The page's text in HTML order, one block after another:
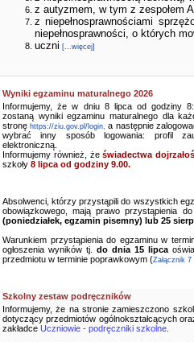
z autyzmem, w tym z zespołem
z niepełnosprawnościami
niepełnosprawności, o których
uczni [...więcej]
Wyniki egzaminu maturalnego 2026
Informujemy, że w dniu 8 lipca od godziny
zostaną wyniki egzaminu maturalnego dla
stronęhttps://ziu.gov.pl/login, a następnie
wybrać inny sposób logowania: profil
elektroniczną.
Informujemy również, żeświadectwa
szkoły 8 lipca od godziny 9.00.
Absolwenci, którzy przystąpili do wszystkich
obowiązkowego, mają prawo przystąpienia
(poniedziałek, egzamin pisemny) lub 25
Warunkiem przystąpienia do egzaminu w
ogłoszenia wyników tj.do dnia 15 lipca
przedmiotu w terminie poprawkowym (Załącznik 7
Szkolny zestaw podręczników
Informujemy, że na stronie zamieszczono
dotyczący przedmiotów ogólnokształcących
zakładce Uczniowie - podręczniki szkolne